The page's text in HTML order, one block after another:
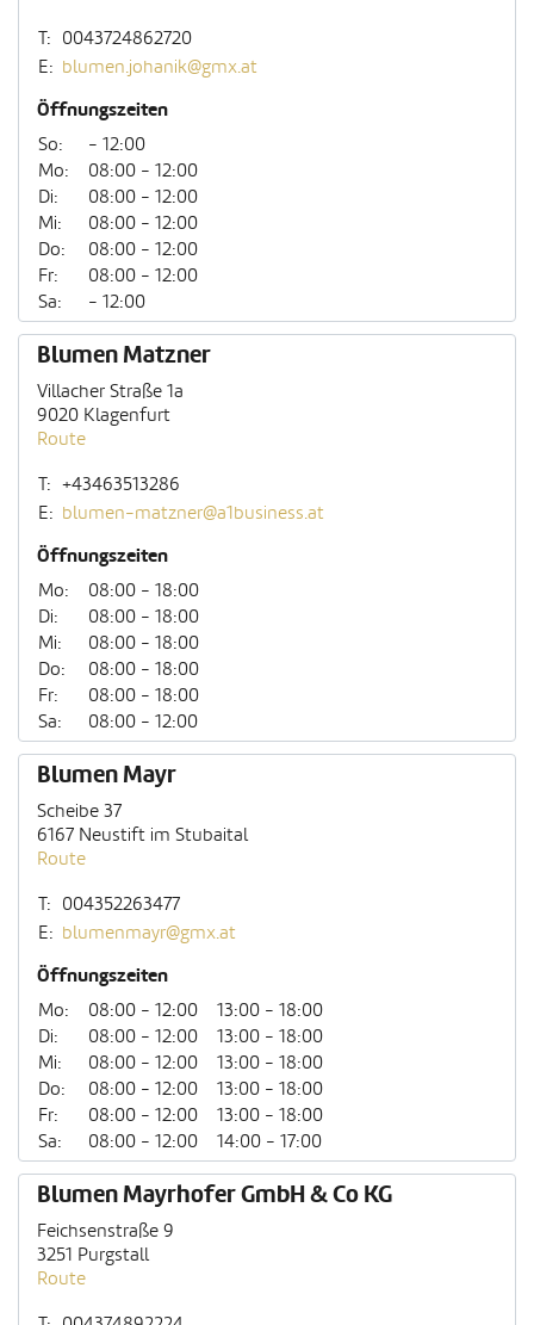
T:
0043724862720
E: blumen.johanik@gmx.at
Öffnungszeiten
So:
- 12:00
Mo:
08:00 - 12:00
Di:
08:00 - 12:00
Mi:
08:00 - 12:00
Do:
08:00 - 12:00
Fr:
08:00 - 12:00
Sa:
- 12:00
Blumen Matzner
Villacher Straße 1a
9020 Klagenfurt
Route
T: +43463513286
E: blumen-matzner@a1business.at
Öffnungszeiten
Mo:
08:00 - 18:00
Di:
08:00 - 18:00
Mi:
08:00 - 18:00
Do:
08:00 - 18:00
Fr:
08:00 - 18:00
Sa:
08:00 - 12:00
Blumen Mayr
Scheibe 37
6167 Neustift im Stubaital
Route
T:
004352263477
E: blumenmayr@gmx.at
Öffnungszeiten
Mo: 08:00 - 12:00
13:00 - 18:00
Di:
08:00 - 12:00
13:00 - 18:00
Mi:
08:00 - 12:00
13:00 - 18:00
Do:
08:00 - 12:00
13:00 - 18:00
Fr:
08:00 - 12:00
13:00 - 18:00
Sa:
08:00 - 12:00 14:00 - 17:00
Blumen Mayrhofer GmbH & Co KG
Feichsenstraße 9
3251 Purgstall
Route